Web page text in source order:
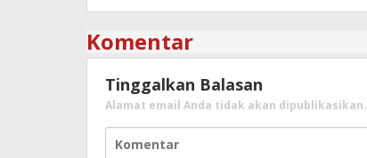
Komentar
Tinggalkan Balasan
Alamat email Anda tidak akan dipublikasikan.